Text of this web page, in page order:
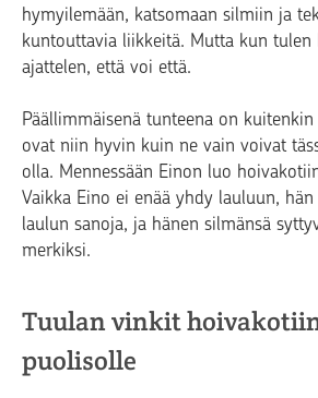
hymyilemään, katsomaan silmiin ja
kuntouttavia liikkeitä. Mutta kun tulen
ajattelen, että voi että.
Päällimmäisenä tunteena on
ovat niin hyvin kuin ne vain voivat
olla. Mennessään Einon luo
Vaikka Eino ei enää yhdy lauluun,
laulun sanoja, ja hänen silmänsä
merkiksi.
Tuulan vinkit
puolisolle